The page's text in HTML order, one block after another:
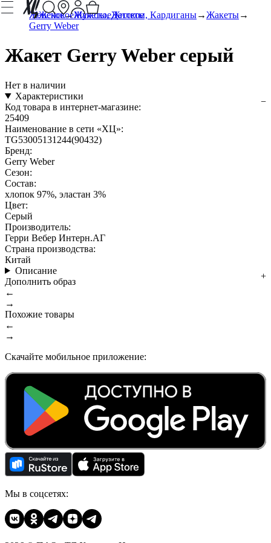
ЖенскоеМужскоеДетское
Женское Жакеты, Жилеты, Кардиганы
Жакеты
Gerry Weber
Жакет Gerry Weber серый
Нет в наличии
Характеристики
Код товара в интернет-магазине:
25409
Наименование в сети «ХЦ»:
TG53005131244(90432)
Бренд:
Gerry Weber
Сезон:
Состав:
хлопок 97%, эластан 3%
Цвет:
Серый
Производитель:
Герри Вебер Интерн.АГ
Страна производства:
Китай
Описание
Дополнить образ
←
→
Похожие товары
←
→
Скачайте мобильное приложение:
Мы в соцсетях: